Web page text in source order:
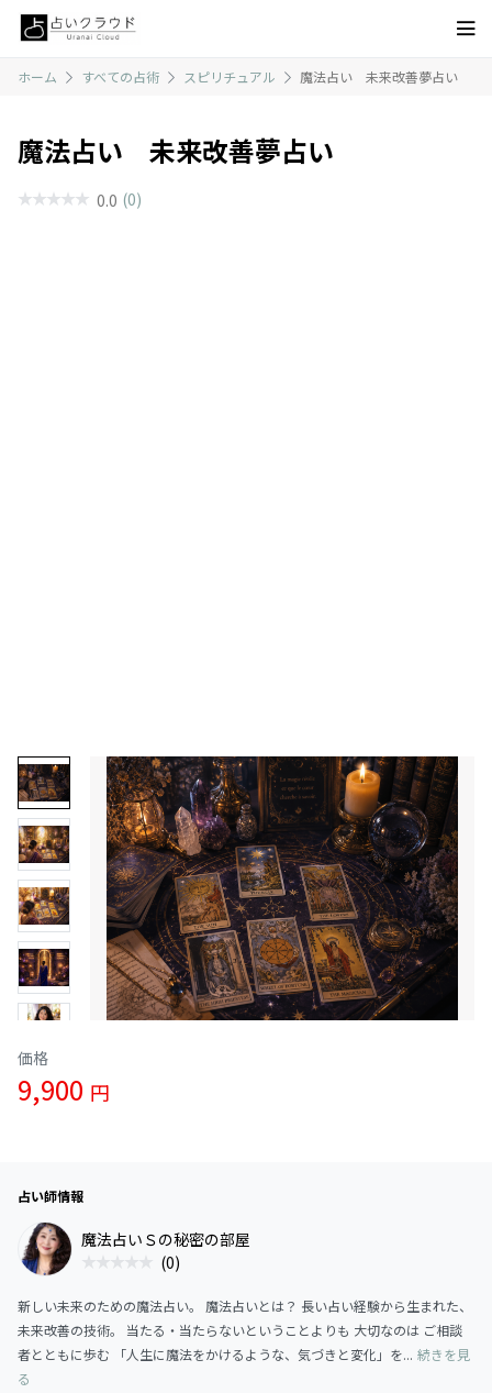
ホーム すべての占術 スピリチュアル 魔法占い 未来改善夢占い
魔法占い 未来改善夢占い
0.0 (0)
価格
9,900 円
占い師情報
魔法占いＳの秘密の部屋
(0)
新しい未来のための魔法占い。 魔法占いとは？ 長い占い経験から生まれた、
未来改善の技術。 当たる・当たらないということよりも 大切なのは ご相談
者とともに歩む 「人生に魔法をかけるような、気づきと変化」を... 続きを見
る